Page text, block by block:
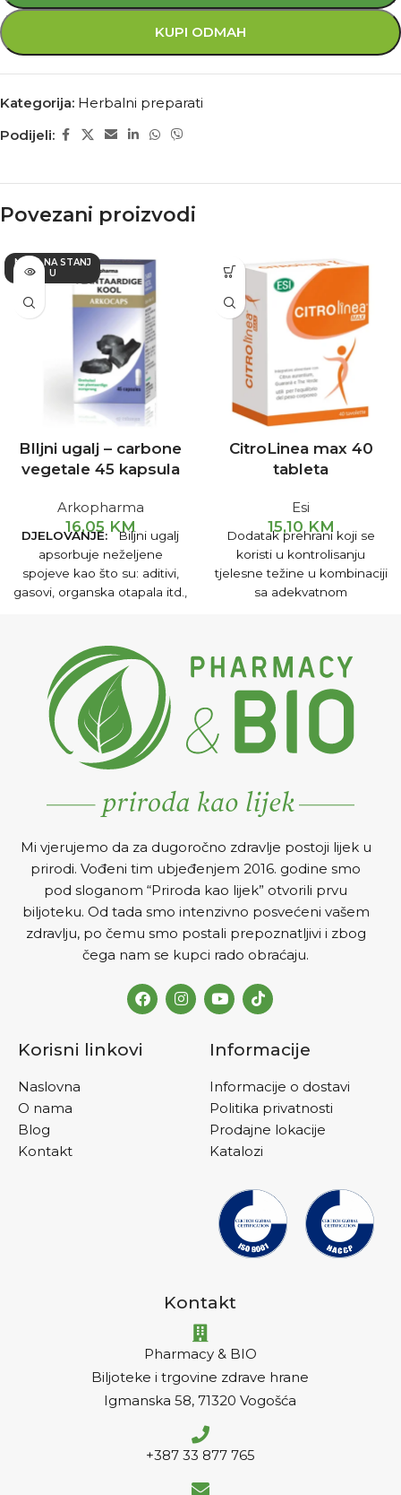
KUPI ODMAH
Kategorija: Herbalni preparati
Podijeli:
Povezani proizvodi
NEMA NA STANJ
U
BIljni ugalj – carbone
vegetale 45 kapsula
Arkopharma
16,05 KM
DJELOVANJE: Biljni ugalj
apsorbuje neželjene
spojeve kao što su: aditivi,
gasovi, organska otapala itd.,
funkcije, u slučajevima
dijareje, nadutosti, žgaravice,
gastroenteritisa, želučane
boli.
CitroLinea max 40
tableta
Esi
15,10 KM
Dodatak prehrani koji se
koristi u kontrolisanju
tjelesne težine u kombinaciji
sa adekvatnom
Mi vjerujemo da za dugoročno zdravlje postoji lijek u
prirodi. Vođeni tim ubjeđenjem 2016. godine smo
pod sloganom “Priroda kao lijek” otvorili prvu
biljoteku. Od tada smo intenzivno posvećeni vašem
zdravlju, po čemu smo postali prepoznatljivi i zbog
čega nam se kupci rado obraćaju.
Korisni linkovi
Naslovna
O nama
Blog
Kontakt
Informacije
Informacije o dostavi
Politika privatnosti
Prodajne lokacije
Katalozi
Kontakt
Pharmacy & BIO
Biljoteke i trgovine zdrave hrane
Igmanska 58, 71320 Vogošća
+387 33 877 765